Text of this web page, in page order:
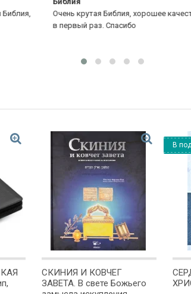
Очень крутая Библия, хорошее качество бумаги,
в первый раз. Спасибо
СКИНИЯ И КОВЧЕГ
ЗАВЕТА. В свете Божьего
В